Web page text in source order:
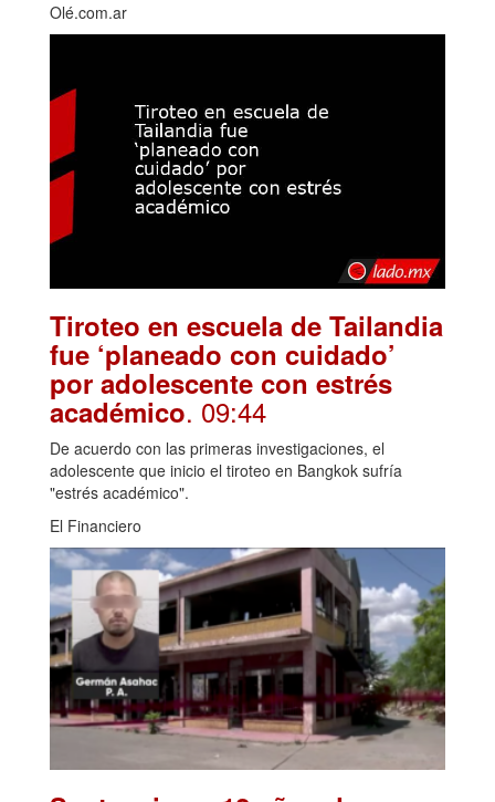
Olé.com.ar
Tiroteo en escuela de Tailandia
fue ‘planeado con cuidado’
por adolescente con estrés
académico. 09:44
De acuerdo con las primeras investigaciones, el
adolescente que inicio el tiroteo en Bangkok sufría
"estrés académico".
El Financiero